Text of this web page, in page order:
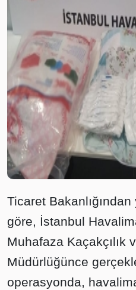
Ticaret
göre, İstanbul
Muhafaza Kaçakçılık
Müdürlüğünce
operasyonda,